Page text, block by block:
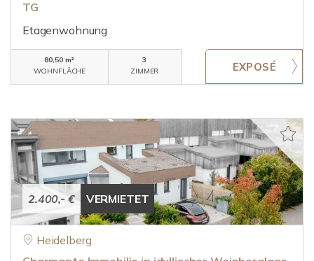
TG
Etagenwohnung
80,50 m²
WOHNFLÄCHE
3
ZIMMER
2.400,- € VERMIETET
Heidelberg